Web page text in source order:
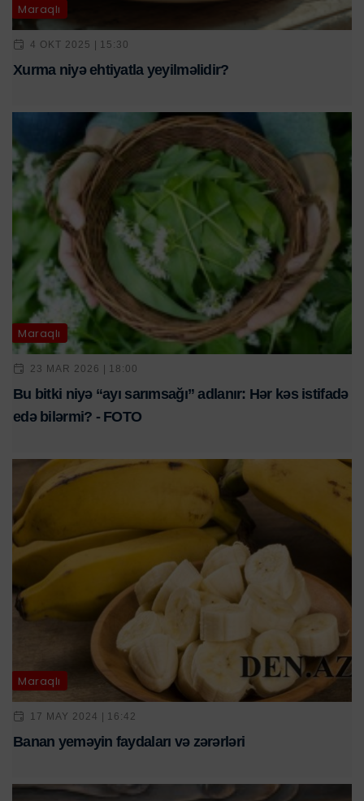
Maraqlı
4 OKT 2025 | 15:30
Xurma niyə ehtiyatla yeyilməlidir?
Maraqlı
23 MAR 2026 | 18:00
Bu bitki niyə “ayı sarımsağı” adlanır: Hər kəs istifadə
edə bilərmi? - FOTO
Maraqlı
17 MAY 2024 | 16:42
Banan yeməyin faydaları və zərərləri